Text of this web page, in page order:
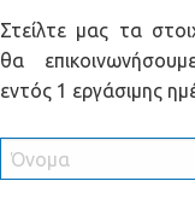
Στείλτε μας τα
θα
εντός 1 εργάσιμης